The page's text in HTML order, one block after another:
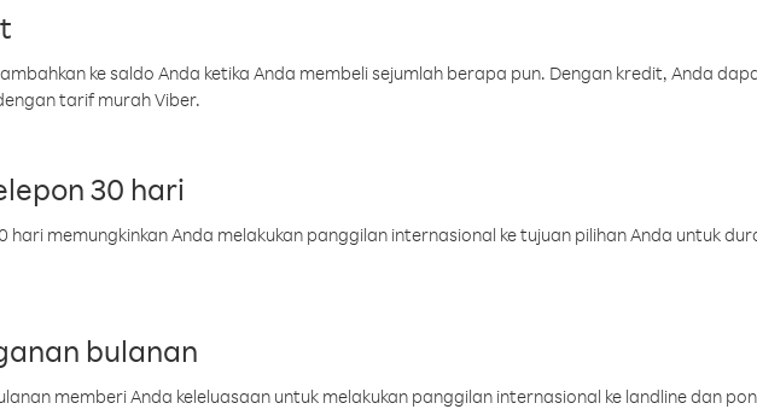
ke saldo Anda ketika Anda membeli sejumlah berapa pun. Dengan kredit, Anda
tarif murah Viber.
30 hari
hari memungkinkan Anda melakukan panggilan internasional ke tujuan pilihan Anda untuk
bulanan
memberi Anda keleluasaan untuk melakukan panggilan internasional ke landline dan